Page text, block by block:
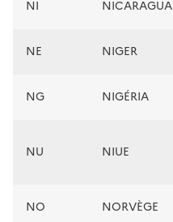
NI NICARAGUA
NE NIGER
NG NIGÉRIA
NU NIUE
NO NORVÈGE